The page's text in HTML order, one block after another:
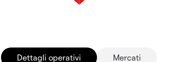
Dettagli operativi Mercati